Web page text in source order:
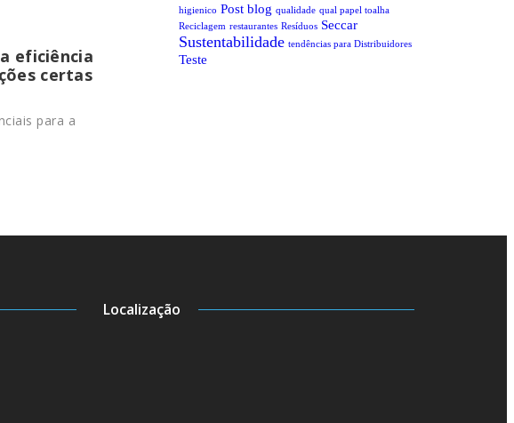
eficiência
certas
para a
higienico Post blog qualidade qual papel toalha
Reciclagem restaurantes Resíduos Seccar
Sustentabilidade tendências para Distribuidores
Teste
Localização